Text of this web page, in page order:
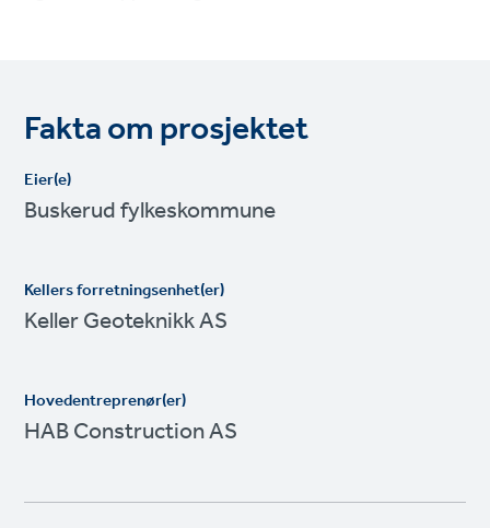
Fakta om prosjektet
Eier(e)
Buskerud fylkeskommune
Kellers forretningsenhet(er)
Keller Geoteknikk AS
Hovedentreprenør(er)
HAB Construction AS